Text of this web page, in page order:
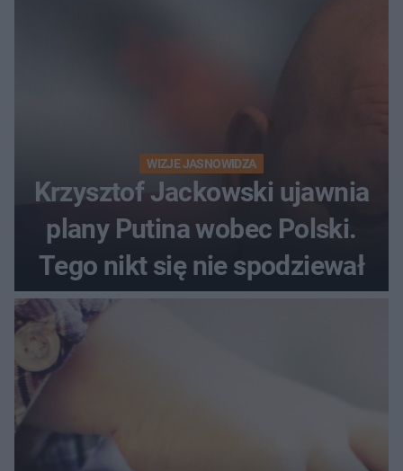
WIZJE JASNOWIDZA
Krzysztof Jackowski ujawnia
plany Putina wobec Polski.
Tego nikt się nie spodziewał